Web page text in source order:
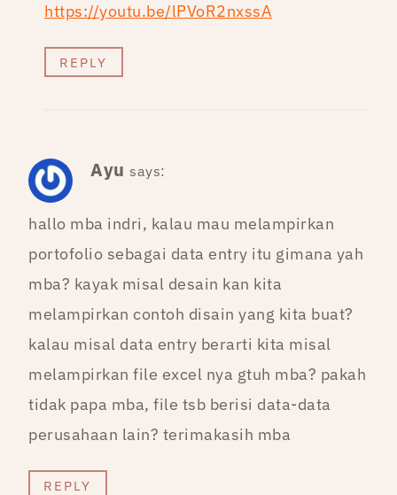
https://youtu.be/lPVoR2nxssA
REPLY
Ayu says:
hallo mba indri, kalau mau melampirkan
portofolio sebagai data entry itu gimana yah
mba? kayak misal desain kan kita
melampirkan contoh disain yang kita buat?
kalau misal data entry berarti kita misal
melampirkan file excel nya gtuh mba? pakah
tidak papa mba, file tsb berisi data-data
perusahaan lain? terimakasih mba
REPLY